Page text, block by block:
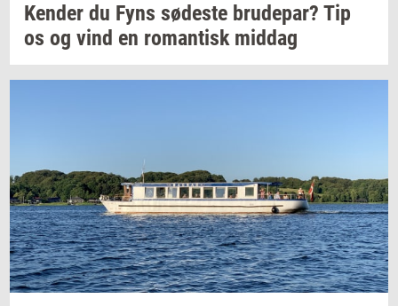
Ken­der du Fyns sø­de­ste bru­de­par? Tip
os og vind en ro­man­tisk mid­dag